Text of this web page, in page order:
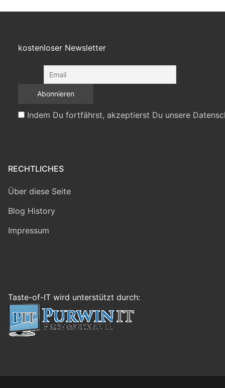
kostenloser Newsletter
Indem Du fortfährst, akzeptierst Du unsere
RECHTLICHES
Über diese Seite
Blog History
Impressum
Taste-of-IT wird unterstützt durch: